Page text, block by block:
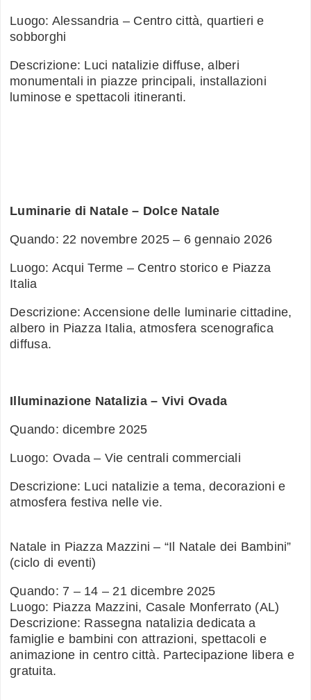
Luogo: Alessandria – Centro città, quartieri e
sobborghi
Descrizione: Luci natalizie diffuse, alberi
monumentali in piazze principali, installazioni
luminose e spettacoli itineranti.
Luminarie di Natale – Dolce Natale
Quando: 22 novembre 2025 – 6 gennaio 2026
Luogo: Acqui Terme – Centro storico e Piazza
Italia
Descrizione: Accensione delle luminarie cittadine,
albero in Piazza Italia, atmosfera scenografica
diffusa.
Illuminazione Natalizia – Vivi Ovada
Quando: dicembre 2025
Luogo: Ovada – Vie centrali commerciali
Descrizione: Luci natalizie a tema, decorazioni e
atmosfera festiva nelle vie.
Natale in Piazza Mazzini – “Il Natale dei Bambini”
(ciclo di eventi)
Quando: 7 – 14 – 21 dicembre 2025
Luogo: Piazza Mazzini, Casale Monferrato (AL)
Descrizione: Rassegna natalizia dedicata a
famiglie e bambini con attrazioni, spettacoli e
animazione in centro città. Partecipazione libera e
gratuita.